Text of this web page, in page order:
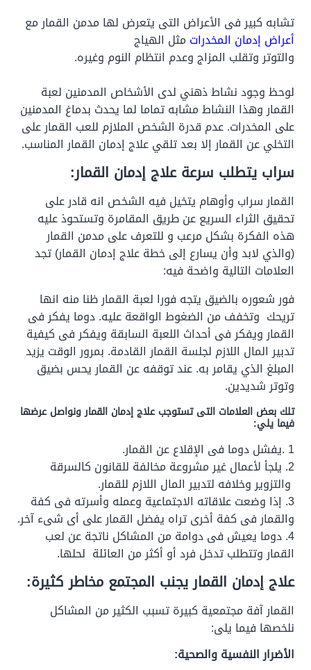
تشابه كبير فى الأعراض التى يتعرض لها مدمن القمار مع
أعراض إدمان المخدراتمثل الهياج
والتوتر وتقلب المزاج وعدم انتظام النوم وغيره.
لوحظ وجود نشاط ذهني لدى الأشخاص المدمنين لعبة
القمار وهذا النشاط مشابه تماما لما يحدث بدماغ المدمنين
على المخدرات.عدم قدرة الشخص الملازم للعب القمار على
التخلي عن القمار إلا بعد تلقي علاج إدمان القمار المناسب.
سراب يتطلب سرعة علاج إدمان القمار:
القمار سراب وأوهام يتخيل فيه الشخص انه قادر على
تحقيق الثراء السريع عن طريق المقامرة وتستحوذ عليه
هذه الفكرة بشكل مرعب و للتعرف على مدمن القمار
(والذي لابد وأن يسارع إلى خطة علاج إدمان القمار) تجد
العلامات التالية واضحة فيه:
فور شعوره بالضيق يتجه فورا لعبة القمار ظنا منه انها
تريحك وتخفف من الضغوط الواقعة عليه.دوما يفكر فى
القمار ويفكر فى أحداث اللعبة السابقة ويفكر فى كيفية
تدبير المال اللازم لجلسة القمار القادمة. بمرور الوقت يزيد
المبلغ الذي يقامر به.عند توقفه عن القمار يحس بضيق
وتوتر شديدين.
تلك بعض العلامات التى تستوجب علاج إدمان القمار ونواصل عرضها
فيما يلي:
1 .يفشل دوما فى الإقلاع عن القمار.
2. يلجأ لأعمال غير مشروعة مخالفة للقانون كالسرقة
والتزوير وخلافه لتدبير المال اللازم للقمار.
3. إذا وضعت علاقاته الاجتماعية وعمله وأسرته فى كفة
والقمار فى كفة أخرى تراه يفضل القمار على أى شىء آخر.
4. دوما يعيش فى دوامة من المشاكل ناتجة عن لعب
القمار وتتطلب تدخل فرد أو أكثر من العائلة لحلها.
علاج إدمان القمار يجنب المجتمع مخاطر كثيرة:
القمار آفة مجتمعية كبيرة تسبب الكثير من المشاكل
نلخصها فيما يلى:
الأضرار النفسية والصحية: